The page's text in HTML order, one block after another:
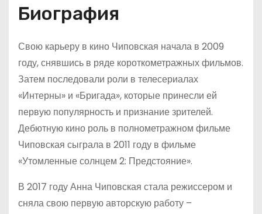
Биография
Свою карьеру в кино Чиповская начала в 2009
году, снявшись в ряде короткометражных фильмов.
Затем последовали роли в телесериалах
«Интерны» и «Бригада», которые принесли ей
первую популярность и признание зрителей.
Дебютную кино роль в полнометражном фильме
Чиповская сыграла в 2011 году в фильме
«Утомленные солнцем 2: Предстояние».
В 2017 году Анна Чиповская стала режиссером и
сняла свою первую авторскую работу –